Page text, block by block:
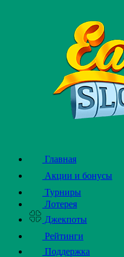
Главная
Акции и бонусы
Турниры
Лотерея
Джекпоты
Рейтинги
Поддержка